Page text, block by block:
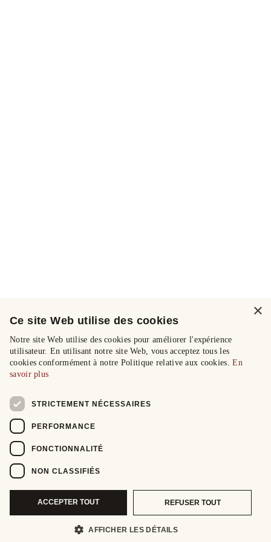
×
Ce site Web utilise des cookies
Notre site Web utilise des cookies pour améliorer l'expérience
utilisateur. En utilisant notre site Web, vous acceptez tous les
cookies conformément à notre Politique relative aux cookies.En
savoir plus
STRICTEMENT NÉCESSAIRES
PERFORMANCE
FONCTIONNALITÉ
NON CLASSIFIÉS
ACCEPTER TOUT REFUSER TOUT
AFFICHER LES DÉTAILS